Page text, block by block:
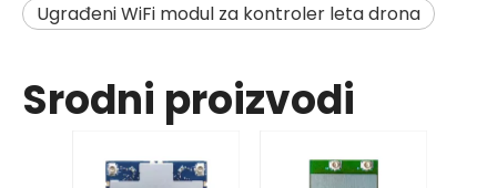
Ugrađeni WiFi modul za kontroler leta drona
Srodni proizvodi